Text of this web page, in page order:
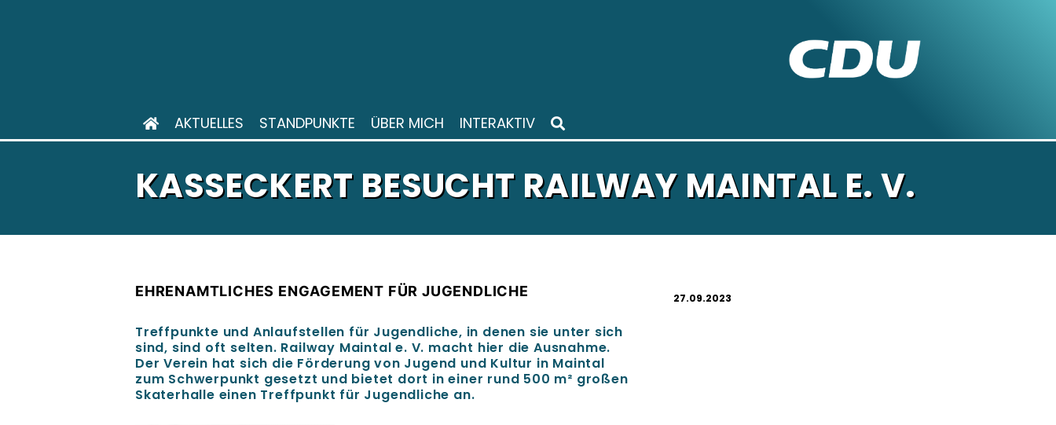
AKTUELLES STANDPUNKTE ÜBER MICH INTERAKTIV
KASSECKERT BESUCHT RAILWAY MAINTAL E. V.
EHRENAMTLICHES ENGAGEMENT FÜR JUGENDLICHE
Treffpunkte und Anlaufstellen für Jugendliche, in denen sie unter sich
sind, sind oft selten. Railway Maintal e. V. macht hier die Ausnahme.
Der Verein hat sich die Förderung von Jugend und Kultur in Maintal
zum Schwerpunkt gesetzt und bietet dort in einer rund 500 m² großen
Skaterhalle einen Treffpunkt für Jugendliche an.
27.09.2023